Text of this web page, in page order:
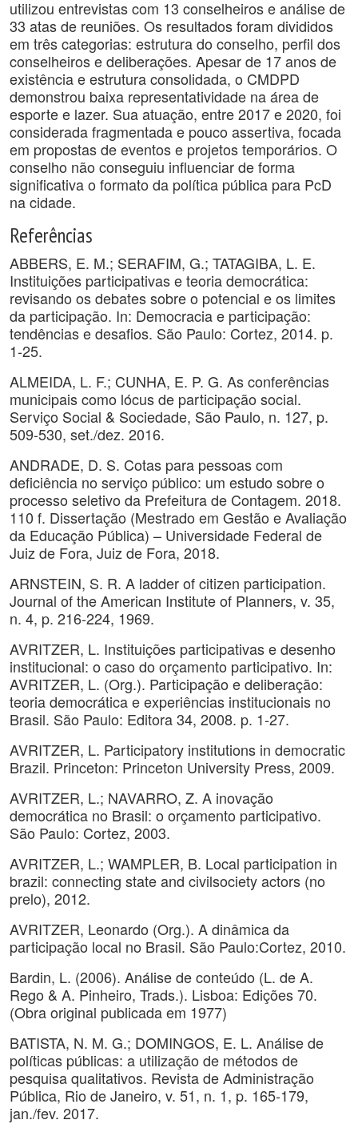
utilizou entrevistas com 13 conselheiros e análise de
33 atas de reuniões. Os resultados foram divididos
em três categorias: estrutura do conselho, perfil dos
conselheiros e deliberações. Apesar de 17 anos de
existência e estrutura consolidada, o CMDPD
demonstrou baixa representatividade na área de
esporte e lazer. Sua atuação, entre 2017 e 2020, foi
considerada fragmentada e pouco assertiva, focada
em propostas de eventos e projetos temporários. O
conselho não conseguiu influenciar de forma
significativa o formato da política pública para PcD
na cidade.
Referências
ABBERS, E. M.; SERAFIM, G.; TATAGIBA, L. E.
Instituições participativas e teoria democrática:
revisando os debates sobre o potencial e os limites
da participação. In: Democracia e participação:
tendências e desafios. São Paulo: Cortez, 2014. p.
1-25.
ALMEIDA, L. F.; CUNHA, E. P. G. As conferências
municipais como lócus de participação social.
Serviço Social & Sociedade, São Paulo, n. 127, p.
509-530, set./dez. 2016.
ANDRADE, D. S. Cotas para pessoas com
deficiência no serviço público: um estudo sobre o
processo seletivo da Prefeitura de Contagem. 2018.
110 f. Dissertação (Mestrado em Gestão e Avaliação
da Educação Pública) – Universidade Federal de
Juiz de Fora, Juiz de Fora, 2018.
ARNSTEIN, S. R. A ladder of citizen participation.
Journal of the American Institute of Planners, v. 35,
n. 4, p. 216-224, 1969.
AVRITZER, L. Instituições participativas e desenho
institucional: o caso do orçamento participativo. In:
AVRITZER, L. (Org.). Participação e deliberação:
teoria democrática e experiências institucionais no
Brasil. São Paulo: Editora 34, 2008. p. 1-27.
AVRITZER, L. Participatory institutions in democratic
Brazil. Princeton: Princeton University Press, 2009.
AVRITZER, L.; NAVARRO, Z. A inovação
democrática no Brasil: o orçamento participativo.
São Paulo: Cortez, 2003.
AVRITZER, L.; WAMPLER, B. Local participation in
brazil: connecting state and civilsociety actors (no
prelo), 2012.
AVRITZER, Leonardo (Org.). A dinâmica da
participação local no Brasil. São Paulo:Cortez, 2010.
Bardin, L. (2006). Análise de conteúdo (L. de A.
Rego & A. Pinheiro, Trads.). Lisboa: Edições 70.
(Obra original publicada em 1977)
BATISTA, N. M. G.; DOMINGOS, E. L. Análise de
políticas públicas: a utilização de métodos de
pesquisa qualitativos. Revista de Administração
Pública, Rio de Janeiro, v. 51, n. 1, p. 165-179,
jan./fev. 2017.